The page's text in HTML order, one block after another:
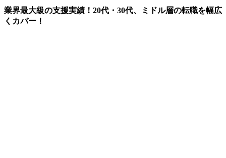
業界最大級の支援実績！20代・30代、ミドル層の転職を幅広
くカバー！